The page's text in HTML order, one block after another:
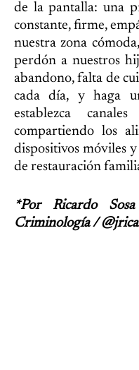
de la pantalla: una
constante, firme,
nuestra zona
perdón a nuestros
abandono, falta de
cada día, y haga
establezca
compartiendo los
dispositivos móviles
de restauración
*Por Ricardo
Criminología /